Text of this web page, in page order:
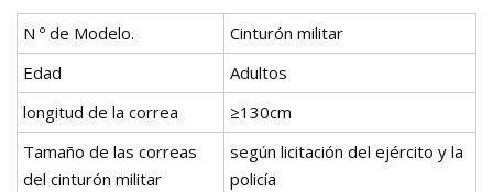
N º de Modelo.
Cinturón militar
Edad
Adultos
longitud de la correa
≥130cm
Tamaño de las correas
del cinturón militar
según licitación del ejército y la
policía